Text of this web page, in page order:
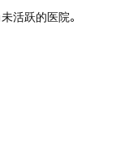
活跃的医院。